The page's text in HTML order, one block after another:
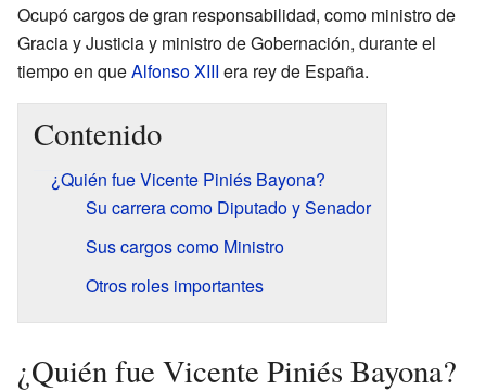
Ocupó cargos de gran responsabilidad, como ministro de
Gracia y Justicia y ministro de Gobernación, durante el
tiempo en queAlfonso XIII era rey de España.
Contenido
¿Quién fue Vicente Piniés Bayona?
Su carrera como Diputado y Senador
Sus cargos como Ministro
Otros roles importantes
¿Quién fue Vicente Piniés Bayona?